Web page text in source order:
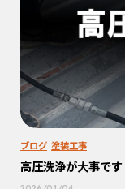
ブログ 塗装工事
高圧洗浄が大事です